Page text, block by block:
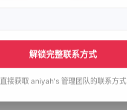
解锁完整联系方式
直接获取 aniyah's 管理团队的联系方式